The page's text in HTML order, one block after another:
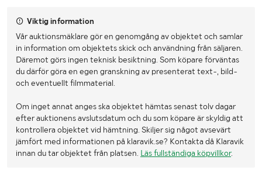
Viktig information
Vår auktionsmäklare gör en genomgång av objektet och samlar
in information om objektets skick och användning från säljaren.
Däremot görs ingen teknisk besiktning. Som köpare förväntas
du därför göra en egen granskning av presenterat text-, bild-
och eventuellt filmmaterial.
Om inget annat anges ska objektet hämtas senast tolv dagar
efter auktionens avslutsdatum och du som köpare är skyldig att
kontrollera objektet vid hämtning. Skiljer sig något avsevärt
jämfört med informationen på klaravik.se? Kontakta då Klaravik
innan du tar objektet från platsen. Läs fullständiga köpvillkor.